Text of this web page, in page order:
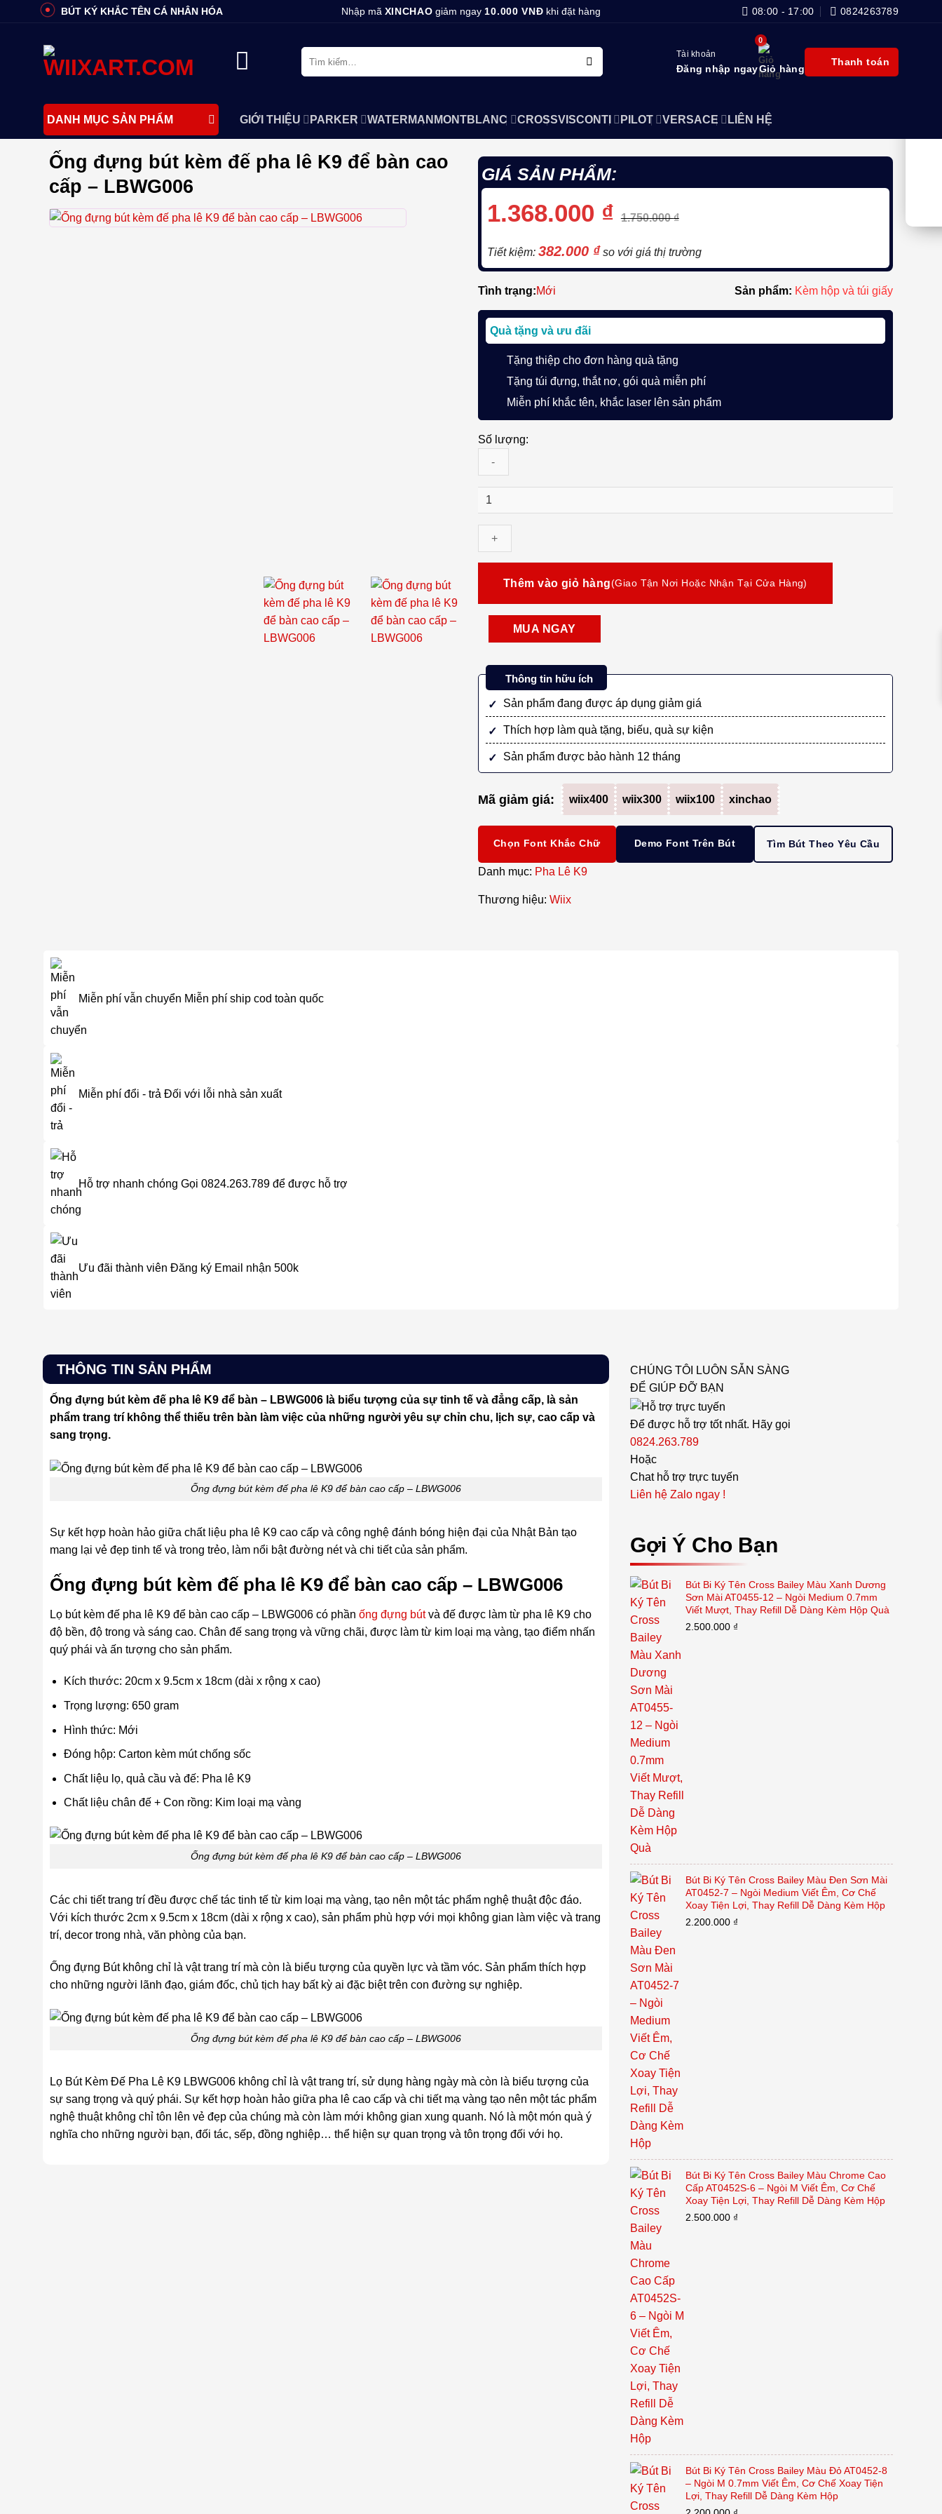
BÚT KÝ KHẮC TÊN CÁ NHÂN HÓA Nhập mã XINCHAO giảm ngay 10.000 VNĐ khi đặt hàng 08:00 - 17:00 0824263789
Tìm
kiếm:
Tài khoản
Đăng nhập ngayGiỏ hàng
Thanh toán
DANH MỤC SẢN PHẨM GIỚI THIỆU PARKER WATERMAN MONTBLANC CROSSVISCONTI PILOT VERSACE LIÊN HỆ
Ống đựng bút kèm đế pha lê K9 để bàn cao
cấp – LBWG006
GIÁ SẢN PHẨM:
1.368.000 ₫ 1.750.000₫
Tiết kiệm: 382.000 ₫so với giá thị trường
Tình trạng:Mới Sản phẩm: Kèm hộp và túi giấy
Quà tặng và ưu đãi
Tặng thiệp cho đơn hàng quà tặng
Tặng túi đựng, thắt nơ, gói quà miễn phí
Miễn phí khắc tên, khắc laser lên sản phẩm
Số lượng:
Ống
bút
kèm
K9
cấp
LBWG006
số
lượng
Thêm vào giỏ hàng
MUA NGAY
Thông tin hữu ích
Sản phẩm đang được áp dụng giảm giá
Thích hợp làm quà tặng, biếu, quà sự kiện
Sản phẩm được bảo hành 12 tháng
Mã giảm giá: wiix400 wiix300 wiix100 xinchao
Chọn Font Khắc Chữ Demo Font Trên Bút Tìm Bút Theo Yêu Cầu
Danh mục: Pha Lê K9
Thương hiệu: Wiix
Miễn phí vẫn chuyển Miễn phí ship cod toàn quốc
Miễn phí đổi - trả Đối với lỗi nhà sản xuất
Hỗ trợ nhanh chóng Gọi 0824.263.789 để được hỗ trợ
Ưu đãi thành viên Đăng ký Email nhận 500k
THÔNG TIN SẢN PHẨM
Ống đựng bút kèm đế pha lê K9 để bàn – LBWG006 là biểu tượng của sự tinh tế và đẳng cấp, là sản
phẩm trang trí không thể thiếu trên bàn làm việc của những người yêu sự chỉn chu, lịch sự, cao cấp và
sang trọng.
Ống đựng bút kèm đế pha lê K9 để bàn cao cấp – LBWG006
Sự kết hợp hoàn hảo giữa chất liệu pha lê K9 cao cấp và công nghệ đánh bóng hiện đại của Nhật Bản tạo
mang lại vẻ đẹp tinh tế và trong trẻo, làm nổi bật đường nét và chi tiết của sản phẩm.
Ống đựng bút kèm đế pha lê K9 để bàn cao cấp – LBWG006
Lọ bút kèm đế pha lê K9 để bàn cao cấp – LBWG006 có phần ống đựng bútvà đế được làm từ pha lê K9 cho
độ bền, độ trong và sáng cao. Chân đế sang trọng và vững chãi, được làm từ kim loại mạ vàng, tạo điểm nhấn
quý phái và ấn tượng cho sản phẩm.
Kích thước: 20cm x 9.5cm x 18cm (dài x rộng x cao)
Trọng lượng: 650 gram
Hình thức: Mới
Đóng hộp: Carton kèm mút chống sốc
Chất liệu lọ, quả cầu và đế: Pha lê K9
Chất liệu chân đế + Con rồng: Kim loại mạ vàng
Ống đựng bút kèm đế pha lê K9 để bàn cao cấp – LBWG006
Các chi tiết trang trí đều được chế tác tinh tế từ kim loại mạ vàng, tạo nên một tác phẩm nghệ thuật độc đáo.
Với kích thước 2cm x 9.5cm x 18cm (dài x rộng x cao), sản phẩm phù hợp với mọi không gian làm việc và trang
trí, decor trong nhà, văn phòng của bạn.
Ống đựng Bút không chỉ là vật trang trí mà còn là biểu tượng của quyền lực và tầm vóc. Sản phẩm thích hợp
cho những người lãnh đạo, giám đốc, chủ tịch hay bất kỳ ai đặc biệt trên con đường sự nghiệp.
Ống đựng bút kèm đế pha lê K9 để bàn cao cấp – LBWG006
Lọ Bút Kèm Đế Pha Lê K9 LBWG006 không chỉ là vật trang trí, sử dụng hàng ngày mà còn là biểu tượng của
sự sang trọng và quý phái. Sự kết hợp hoàn hảo giữa pha lê cao cấp và chi tiết mạ vàng tạo nên một tác phẩm
nghệ thuật không chỉ tôn lên vẻ đẹp của chúng mà còn làm mới không gian xung quanh. Nó là một món quà ý
nghĩa cho những người bạn, đối tác, sếp, đồng nghiệp… thể hiện sự quan trọng và tôn trọng đối với họ.
CHÚNG TÔI LUÔN SẴN SÀNG
ĐỂ GIÚP ĐỠ BẠN
Để được hỗ trợ tốt nhất. Hãy gọi
0824.263.789
Hoặc
Chat hỗ trợ trực tuyến
Liên hệ Zalo ngay !
Gợi Ý Cho Bạn
Bút Bi Ký Tên Cross Bailey Màu Xanh Dương
Sơn Mài AT0455-12 – Ngòi Medium 0.7mm
Viết Mượt, Thay Refill Dễ Dàng Kèm Hộp Quà
2.500.000 ₫
Bút Bi Ký Tên Cross Bailey Màu Đen Sơn Mài
AT0452-7 – Ngòi Medium Viết Êm, Cơ Chế
Xoay Tiện Lợi, Thay Refill Dễ Dàng Kèm Hộp
2.200.000 ₫
Bút Bi Ký Tên Cross Bailey Màu Chrome Cao
Cấp AT0452S-6 – Ngòi M Viết Êm, Cơ Chế
Xoay Tiện Lợi, Thay Refill Dễ Dàng Kèm Hộp
2.500.000 ₫
Bút Bi Ký Tên Cross Bailey Màu Đỏ AT0452-8
– Ngòi M 0.7mm Viết Êm, Cơ Chế Xoay Tiện
Lợi, Thay Refill Dễ Dàng Kèm Hộp